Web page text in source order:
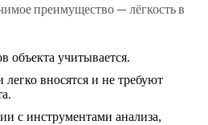
преимущество — лёгкость в
объекта учитывается.
вносятся и не требуют
с инструментами анализа,